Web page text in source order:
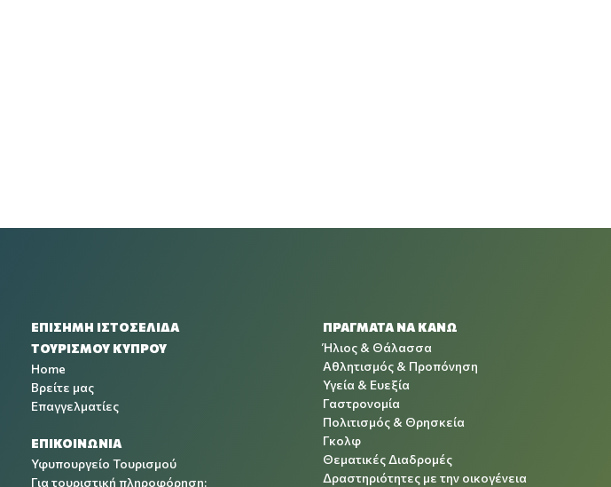
ΕΠΙΣΗΜΗ ΙΣΤΟΣΕΛΙΔΑ
ΤΟΥΡΙΣΜΟΥ ΚΥΠΡΟΥ
Home
Βρείτε μας
Επαγγελματίες
ΕΠΙΚΟΙΝΩΝΙΑ
Υφυπουργείο Τουρισμού
Για τουριστική πληροφόρηση:
ΠΡΑΓΜΑΤΑ ΝΑ ΚΑΝΩ
Ήλιος & Θάλασσα
Αθλητισμός & Προπόνηση
Υγεία & Ευεξία
Γαστρονομία
Πολιτισμός & Θρησκεία
Γκολφ
Θεματικές Διαδρομές
Δραστηριότητες με την οικογένεια